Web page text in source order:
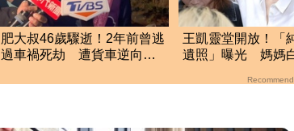
肥大叔46歲驟逝！2年前曾逃
過車禍死劫 遭貨車逆向撞
王凱靈堂開放！「
遺照」曝光 媽媽